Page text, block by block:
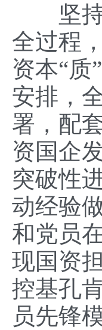
坚持
全过程
资本“质
安排，
署，配
资国企
突破性
动经验
和党员
现国资
控基孔
员先锋